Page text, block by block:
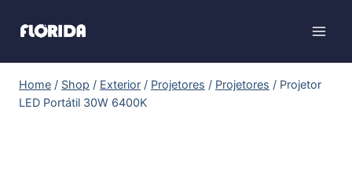
Home / Shop / Exterior / Projetores / Projetores / Projetor
LED Portátil 30W 6400K